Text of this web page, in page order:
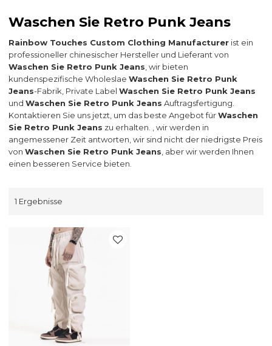
Waschen Sie Retro Punk Jeans
Rainbow Touches Custom Clothing Manufacturer ist ein
professioneller chinesischer Hersteller und Lieferant von
Waschen Sie Retro Punk Jeans , wir bieten
kundenspezifische WholeslaeWaschen Sie Retro Punk
Jeans-Fabrik, Private LabelWaschen Sie Retro Punk Jeans
undWaschen Sie Retro Punk Jeans Auftragsfertigung.
Kontaktieren Sie uns jetzt, um das beste Angebot fürWaschen
Sie Retro Punk Jeans zu erhalten. , wir werden in
angemessener Zeit antworten, wir sind nicht der niedrigste Preis
vonWaschen Sie Retro Punk Jeans , aber wir werden Ihnen
einen besseren Service bieten.
1 Ergebnisse